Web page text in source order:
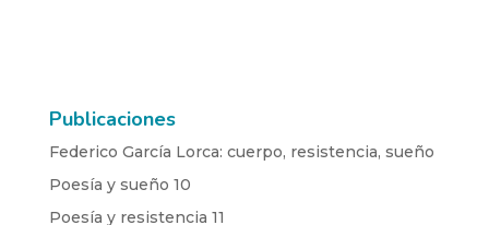
Publicaciones
Federico García Lorca: cuerpo, resistencia, sueño
Poesía y sueño 10
Poesía y resistencia 11